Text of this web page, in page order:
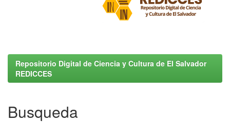
Repositorio Digital de Ciencia y Cultura de El Salvador
REDICCES
Busqueda